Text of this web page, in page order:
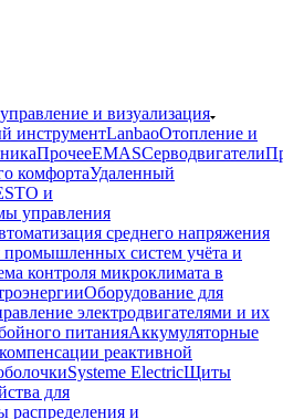
и визуализация
инструментLanbaoОтопление и
ПрочееEMASCерводвигатели
комфортаУдаленный
и
управления
среднего напряжения
систем учёта и
контроля микроклимата в
Оборудование для
электродвигателями и их
питанияАккумуляторные
реактивной
Systeme ElectricЩиты
для
распределения и